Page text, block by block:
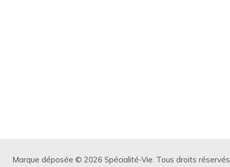
Marque déposée © 2026 Spécialité-Vie. Tous droits réservés